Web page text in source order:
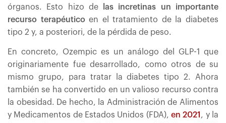
órganos. Esto hizo delas incretinas un importante
recurso terapéuticoen el tratamiento de la diabetes
tipo 2 y, a posteriori, de la pérdida de peso.
En concreto, Ozempic es un análogo del GLP-1 que
originariamente fue desarrollado, como otros de su
mismo grupo, para tratar la diabetes tipo 2. Ahora
también se ha convertido en un valioso recurso contra
la obesidad. De hecho, la Administración de Alimentos
y Medicamentos de Estados Unidos (FDA), en 2021 , y la